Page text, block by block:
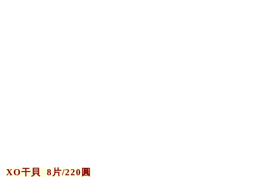
XO干貝 8片/220圓